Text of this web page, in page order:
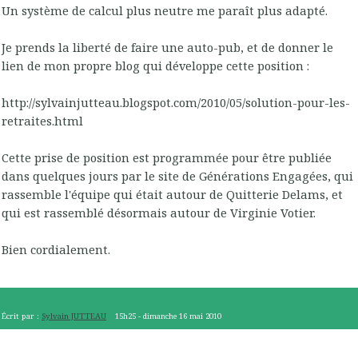
Un système de calcul plus neutre me paraît plus adapté.
Je prends la liberté de faire une auto-pub, et de donner le
lien de mon propre blog qui développe cette position :
http://sylvainjutteau.blogspot.com/2010/05/solution-pour-les-
retraites.html
Cette prise de position est programmée pour être publiée
dans quelques jours par le site de Générations Engagées, qui
rassemble l'équipe qui était autour de Quitterie Delams, et
qui est rassemblé désormais autour de Virginie Votier.
Bien cordialement.
Écrit par : Sylvain JUTTEAU 15h25 -dimanche 16 mai 2010